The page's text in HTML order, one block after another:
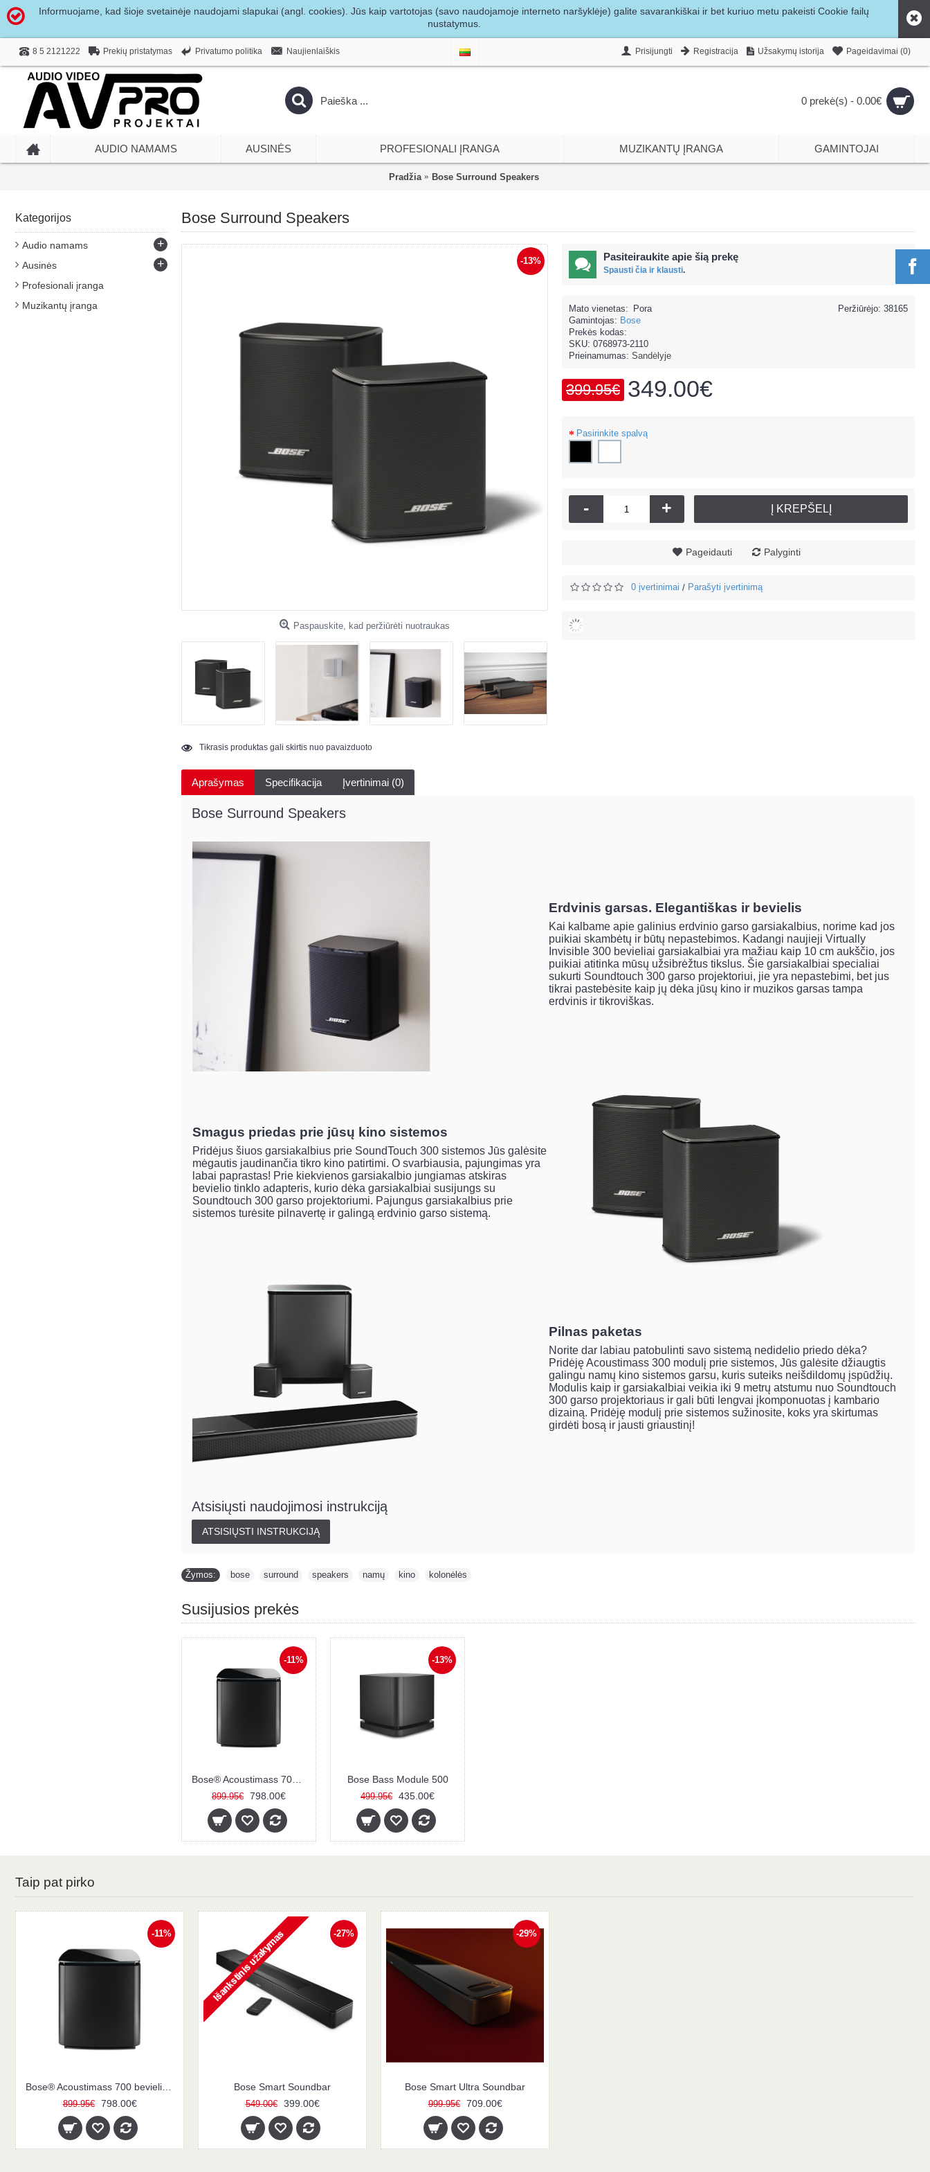
Informuojame, kad šioje svetainėje naudojami slapukai (angl. cookies). Jūs kaip vartotojas (savo naudojamoje interneto naršyklėje) galite savarankiškai ir bet kuriuo metu pakeisti Cookie failų
nustatymus.
8 5 2121222 Prekių pristatymas Privatumo politika Naujienlaiškis Prisijungti Registracija Užsakymų istorija Pageidavimai (0)
0 prekė(s) - 0.00€
AUDIO NAMAMS AUSINĖS PROFESIONALI ĮRANGA MUZIKANTŲ ĮRANGA GAMINTOJAI
Pradžia Bose Surround Speakers
Kategorijos
Audio namams +
Ausinės +
Profesionali įranga
Muzikantų įranga
Bose Surround Speakers
-13%
Paspauskite, kad peržiūrėti nuotraukas
Tikrasis produktas gali skirtis nuo pavaizduoto
Pasiteiraukite apie šią prekę
Spausti čia ir klausti.
Peržiūrėjo: 38165
Mato vienetas:
Pora
Gamintojas: Bose
Prekės kodas:
SKU: 0768973-2110
Prieinamumas: Sandėlyje
399.95€ 349.00€
Pasirinkite spalvą
- + Į KREPŠELĮ
Pageidauti Palyginti
0 įvertinimai / Parašyti įvertinimą
Aprašymas Specifikacija Įvertinimai (0)
Bose Surround Speakers
Erdvinis garsas. Elegantiškas ir bevielis
Kai kalbame apie galinius erdvinio garso garsiakalbius, norime kad jos
puikiai skambėtų ir būtų nepastebimos. Kadangi naujieji Virtually
Invisible 300 bevieliai garsiakalbiai yra mažiau kaip 10 cm aukščio, jos
puikiai atitinka mūsų užsibrėžtus tikslus. Šie garsiakalbiai specialiai
sukurti Soundtouch 300 garso projektoriui, jie yra nepastebimi, bet jus
tikrai pastebėsite kaip jų dėka jūsų kino ir muzikos garsas tampa
erdvinis ir tikroviškas.
Smagus priedas prie jūsų kino sistemos
Pridėjus šiuos garsiakalbius prie SoundTouch 300 sistemos Jūs galėsite
mėgautis jaudinančia tikro kino patirtimi. O svarbiausia, pajungimas yra
labai paprastas! Prie kiekvienos garsiakalbio jungiamas atskiras
bevielio tinklo adapteris, kurio dėka garsiakalbiai susijungs su
Soundtouch 300 garso projektoriumi. Pajungus garsiakalbius prie
sistemos turėsite pilnavertę ir galingą erdvinio garso sistemą.
Pilnas paketas
Norite dar labiau patobulinti savo sistemą nedidelio priedo dėka?
Pridėję Acoustimass 300 modulį prie sistemos, Jūs galėsite džiaugtis
galingu namų kino sistemos garsu, kuris suteiks neišdildomų įspūdžių.
Modulis kaip ir garsiakalbiai veikia iki 9 metrų atstumu nuo Soundtouch
300 garso projektoriaus ir gali būti lengvai įkomponuotas į kambario
dizainą. Pridėję modulį prie sistemos sužinosite, koks yra skirtumas
girdėti bosą ir jausti griaustinį!
Atsisiųsti naudojimosi instrukciją
ATSISIŲSTI INSTRUKCIJĄ
Žymos: bose surround speakers namų kino kolonėlės
Susijusios prekės
-11%
899.95€ 798.00€
-13%
Bose Bass Module 500
499.95€ 435.00€
Taip pat pirko
-11%
899.95€ 798.00€
-27%
Bose Smart Soundbar
549.00€ 399.00€
-29%
Bose Smart Ultra Soundbar
999.95€ 709.00€